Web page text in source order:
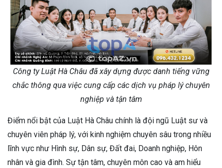
Công ty Luật Hà Châu đã xây dựng được danh tiếng vững
chắc thông qua việc cung cấp các dịch vụ pháp lý chuyên
nghiệp và tận tâm
Điểm nổi bật của Luật Hà Châu chính là đội ngũ Luật sư và
chuyên viên pháp lý, với kinh nghiệm chuyên sâu trong nhiều
lĩnh vực như Hình sự, Dân sự, Đất đai, Doanh nghiệp, Hôn
nhân và gia đình. Sự tận tâm, chuyên môn cao và am hiểu